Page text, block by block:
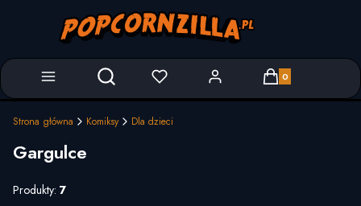
Otwórz wyszukiwarkę Produkty w
Strona główna Komiksy Dla dzieci
Gargulce
Produkty: 7